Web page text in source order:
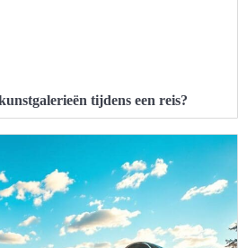
tijdens een reis?